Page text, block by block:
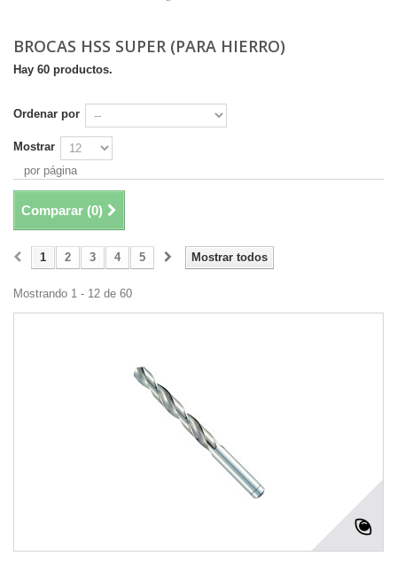
BROCAS HSS SUPER (PARA HIERRO)
Hay 60 productos.
Ordenar por
Mostrar
por página
Comparar (0)
Mostrar todos
1 2 3 4 5
Mostrando 1 - 12 de 60